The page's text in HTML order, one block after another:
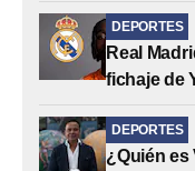
DEPORTES
Real
fichaje de
DEPORTES
¿Quién es